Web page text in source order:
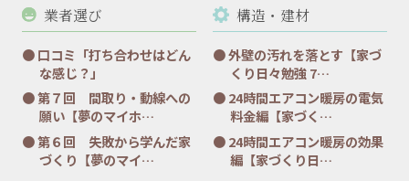
業者選び
口コミ「打ち合わせはどん
な感じ？」
第７回 間取り・動線への
願い【夢のマイホ…
第６回 失敗から学んだ家
づくり【夢のマイ…
構造・建材
外壁の汚れを落とす【家づ
くり日々勉強 7…
24時間エアコン暖房の電気
料金編【家づく…
24時間エアコン暖房の効果
編【家づくり日…